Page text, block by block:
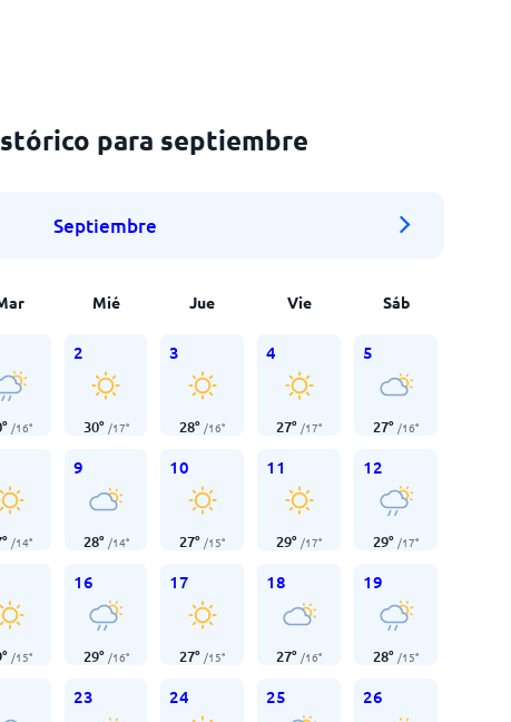
para septiembre
Septiembre
Mié Jue Vie Sáb
° /16°
2
30° /17°
3
28° /16°
4
27° /17°
5
27° /16°
° /14°
9
28° /14°
10
27° /15°
11
29° /17°
12
29° /17°
° /15°
16
29° /16°
17
27° /15°
18
27° /16°
19
28° /15°
23 24 25 26